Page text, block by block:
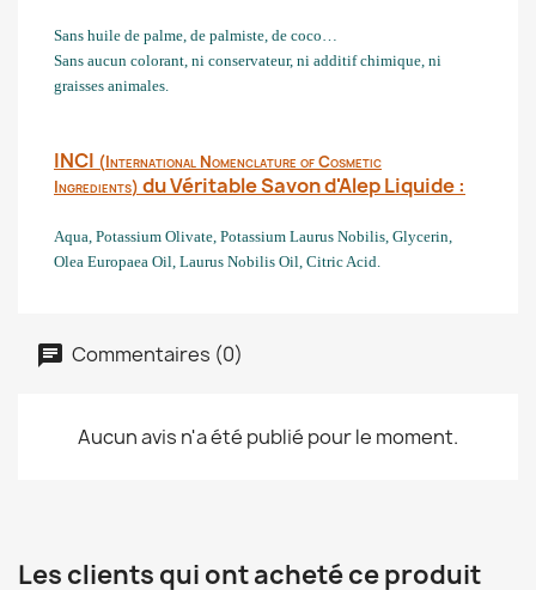
Sans huile de palme, de palmiste, de coco…
Sans aucun colorant, ni conservateur, ni additif chimique, ni
graisses animales.
INCI (International Nomenclature of Cosmetic
Ingredients) du Véritable Savon d'Alep Liquide :
Aqua, Potassium Olivate, Potassium Laurus Nobilis, Glycerin,
Olea Europaea Oil, Laurus Nobilis Oil, Citric Acid.
Commentaires (0)
Aucun avis n'a été publié pour le moment.
Les clients qui ont acheté ce produit